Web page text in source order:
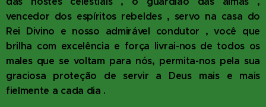
vencedor dos espíritos rebeldes , servo na casa do
Rei Divino e nosso admirável condutor , você que
brilha com excelência e força livrai-nos de todos os
males que se voltam para nós, permita-nos pela sua
graciosa proteção de servir a Deus mais e mais
fielmente a cada dia .